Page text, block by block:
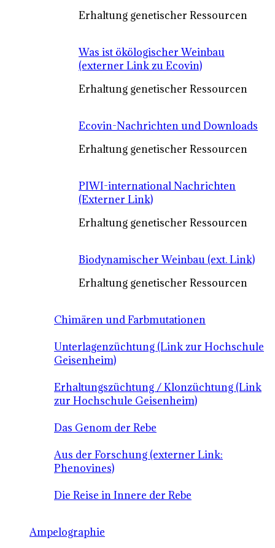
Erhaltung genetischer Ressourcen
Was ist ökölogischer Weinbau
(externer Link zu Ecovin)
Erhaltung genetischer Ressourcen
Ecovin-Nachrichten und Downloads
Erhaltung genetischer Ressourcen
PIWI-international Nachrichten
(Externer Link)
Erhaltung genetischer Ressourcen
Biodynamischer Weinbau (ext. Link)
Erhaltung genetischer Ressourcen
Chimären und Farbmutationen
Unterlagenzüchtung (Link zur Hochschule
Geisenheim)
Erhaltungszüchtung / Klonzüchtung (Link
zur Hochschule Geisenheim)
Das Genom der Rebe
Aus der Forschung (externer Link:
Phenovines)
Die Reise in Innere der Rebe
Ampelographie